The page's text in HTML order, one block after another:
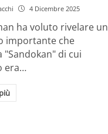
4 Dicembre 2025
ha voluto rivelare un
importante che
"Sandokan" di cui
era…